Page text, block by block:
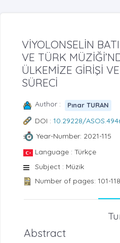
VİYOLONSELİN
VE TÜRK
ÜLKEMİZE GİRİŞİ
SÜRECİ
Author : Pınar TURAN
DOI : 10.29228/
Year-Number: 2021-115
Language : Türkçe
Subject : Müzik
Number of pages: 101-118
Abstract